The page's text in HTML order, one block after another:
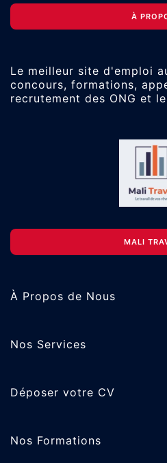
À
Le meilleur site d'emploi
concours, formations,
recrutement des ONG et
MALI
À Propos de Nous
Nos Services
Déposer votre CV
Nos Formations